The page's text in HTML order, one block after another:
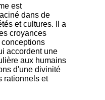
est
dans de
et cultures. Il a
croyances
accordent une
aux humains
d'une divinité
rationnels et